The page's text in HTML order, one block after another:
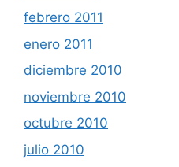
febrero 2011
enero 2011
diciembre 2010
noviembre 2010
octubre 2010
julio 2010